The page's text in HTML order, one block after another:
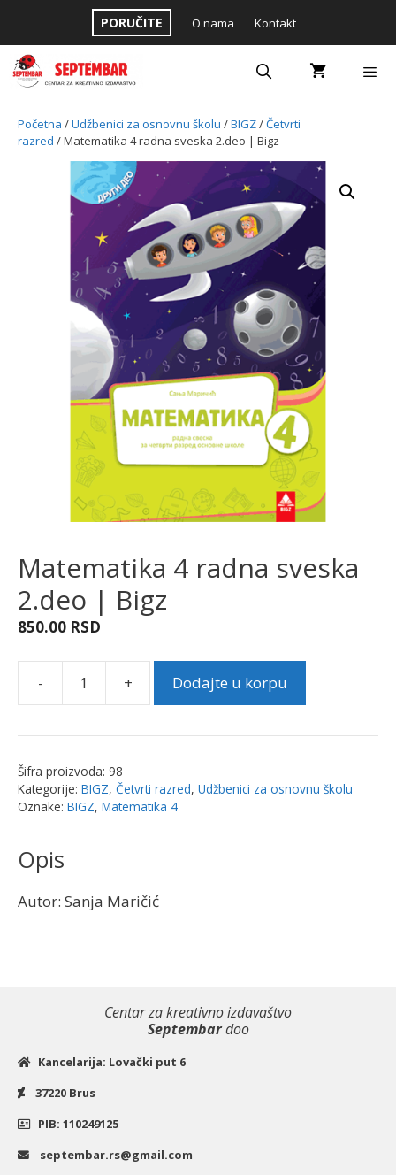
content
PORUČITE O nama Kontakt
Početna /Udžbenici za osnovnu školu /BIGZ/Četvrti
razred / Matematika 4 radna sveska 2.deo | Bigz
Matematika 4 radna sveska
2.deo | Bigz
850.00 RSD
-
Matematika
radna
2.deo
|
+ Dodajte u korpu
Šifra proizvoda: 98
Kategorije: BIGZ, Četvrti razred, Udžbenici za osnovnu školu
Oznake: BIGZ, Matematika 4
Opis
Autor: Sanja Maričić
Centar za kreativno izdavaštvo
Septembardoo
Kancelarija: Lovački put 6
37220 Brus
PIB: 110249125
septembar.rs@gmail.com